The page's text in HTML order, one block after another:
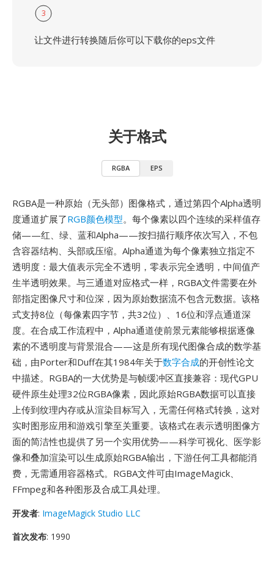
3
让文件进行转换随后你可以下载你的eps文件
关于格式
RGBA EPS
RGBA是一种原始（无头部）图像格式，通过第四个Alpha透明
度通道扩展了RGB颜色模型。每个像素以四个连续的采样值存
储——红、绿、蓝和Alpha——按扫描行顺序依次写入，不包
含容器结构、头部或压缩。Alpha通道为每个像素独立指定不
透明度：最大值表示完全不透明，零表示完全透明，中间值产
生半透明效果。与三通道对应格式一样，RGBA文件需要在外
部指定图像尺寸和位深，因为原始数据流不包含元数据。该格
式支持8位（每像素四字节，共32位）、16位和浮点通道深
度。在合成工作流程中，Alpha通道使前景元素能够根据逐像
素的不透明度与背景混合——这是所有现代图像合成的数学基
础，由Porter和Duff在其1984年关于数字合成的开创性论文
中描述。RGBA的一大优势是与帧缓冲区直接兼容：现代GPU
硬件原生处理32位RGBA像素，因此原始RGBA数据可以直接
上传到纹理内存或从渲染目标写入，无需任何格式转换，这对
实时图形应用和游戏引擎至关重要。该格式在表示透明图像方
面的简洁性也提供了另一个实用优势——科学可视化、医学影
像和叠加渲染可以生成原始RGBA输出，下游任何工具都能消
费，无需通用容器格式。RGBA文件可由ImageMagick、
FFmpeg和各种图形及合成工具处理。
开发者: ImageMagick Studio LLC
首次发布: 1990